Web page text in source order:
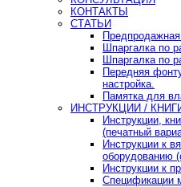
КОНТАКТЫ
СТАТЬИ
Предпродажная
Шпаргалка по
Шпаргалка по
Передняя
настройка.
Памятка для
ИНСТРУКЦИИ /
Инструкции,
(печатный
Инструкции к
оборудованию
Инструкции к
Спецификации